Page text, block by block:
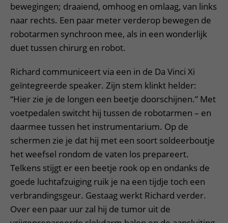
bewegingen; draaiend, omhoog en omlaag, van links
naar rechts. Een paar meter verderop bewegen de
robotarmen synchroon mee, als in een wonderlijk
duet tussen chirurg en robot.
Richard communiceert via een in de Da Vinci Xi
geïntegreerde speaker. Zijn stem klinkt helder:
“Hier zie je de longen een beetje doorschijnen.” Met
voetpedalen switcht hij tussen de robotarmen – en
daarmee tussen het instrumentarium. Op de
schermen zie je dat hij met een soort soldeerboutje
het weefsel rondom de vaten los prepareert.
Telkens stijgt er een beetje rook op en ondanks de
goede luchtafzuiging ruik je na een tijdje toch een
verbrandingsgeur. Gestaag werkt Richard verder.
Over een paar uur zal hij de tumor uit de